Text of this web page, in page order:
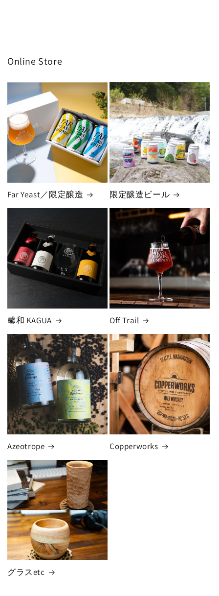
Online Store
Far Yeast／限定醸造 限定醸造ビール
馨和 KAGUA Off Trail
Azeotrope Copperworks
グラスetc